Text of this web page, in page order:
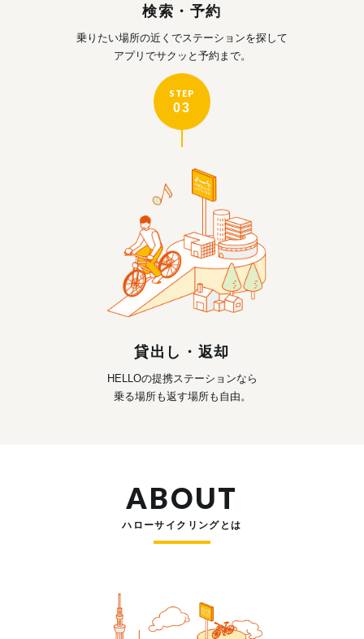
検索・予約
乗りたい場所の近くでステーションを探して
アプリでサクッと予約まで。
STEP
03
貸出し・返却
HELLOの提携ステーションなら
乗る場所も返す場所も自由。
ABOUT
ハローサイクリングとは